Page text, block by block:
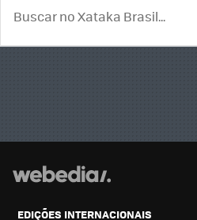
EDIÇÕES INTERNACIONAIS